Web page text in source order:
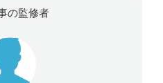
の監修者